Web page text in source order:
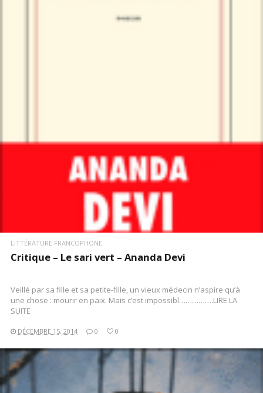
LITTÉRATURE FRANCOPHONE
Critique – Le sari vert – Ananda Devi
Veillé par sa fille et sa petite-fille, un vieux médecin n’aspire qu’à
une chose : mourir en paix. Mais c’est impossibl…………….LIRE LA
SUITE
DÉCEMBRE 15, 2014 0 0